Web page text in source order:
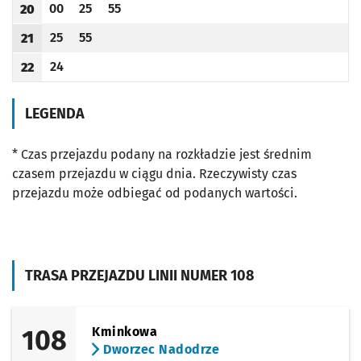
TRASA PRZEJAZDU LINII NUMER 108
108
Kminkowa
Dworzec Nadodrze
Godzina odjazdu
20
Odjazd
00
minut po godzinie 20
Odjazd
25
minut po godzinie 20
Odjazd
55
minut po godzinie 20
Godzina odjazdu
21
Odjazd
25
minut po godzinie 21
Odjazd
55
minut po godzinie 21
Godzina odjazdu
22
Odjazd
24
minut po godzinie 22
LEGENDA
* Czas przejazdu podany na rozkładzie jest średnim
czasem przejazdu w ciągu dnia. Rzeczywisty czas
przejazdu może odbiegać od podanych wartości.